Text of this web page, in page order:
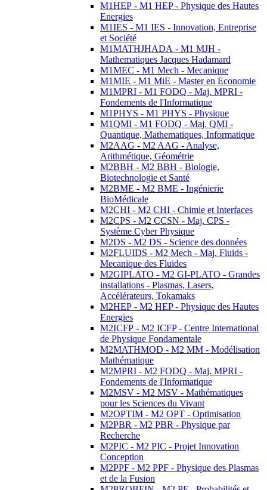
M1HEP - M1 HEP - Physique des Hautes
Energies
M1IES - M1 IES - Innovation, Entreprise
et Société
M1MATHJHADA - M1 MJH -
Mathematiques Jacques Hadamard
M1MEC - M1 Mech - Mecanique
M1MIE - M1 MiE - Master en Economie
M1MPRI - M1 FODQ - Maj. MPRI -
Fondements de l'Informatique
M1PHYS - M1 PHYS - Physique
M1QMI - M1 FODQ - Maj. QMI -
Quantique, Mathematiques, Informatique
M2AAG - M2 AAG - Analyse,
Arithmétique, Géométrie
M2BBH - M2 BBH - Biologie,
Biotechnologie et Santé
M2BME - M2 BME - Ingénierie
BioMédicale
M2CHI - M2 CHI - Chimie et Interfaces
M2CPS - M2 CCSN - Maj. CPS -
Système Cyber Physique
M2DS - M2 DS - Science des données
M2FLUIDS - M2 Mech - Maj. Fluids -
Mecanique des Fluides
M2GIPLATO - M2 GI-PLATO - Grandes
installations - Plasmas, Lasers,
Accélérateurs, Tokamaks
M2HEP - M2 HEP - Physique des Hautes
Energies
M2ICFP - M2 ICFP - Centre International
de Physique Fondamentale
M2MATHMOD - M2 MM - Modélisation
Mathématique
M2MPRI - M2 FODQ - Maj. MPRI -
Fondements de l'Informatique
M2MSV - M2 MSV - Mathématiques
pour les Sciences du Vivant
M2OPTIM - M2 OPT - Optimisation
M2PBR - M2 PBR - Physique par
Recherche
M2PIC - M2 PIC - Projet Innovation
Conception
M2PPF - M2 PPF - Physique des Plasmas
et de la Fusion